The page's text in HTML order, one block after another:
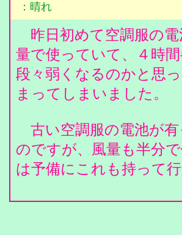
：晴れ
昨日初めて空調服の
量で使っていて、４時
段々弱くなるのかと思
まってしまいました。
古い空調服の電池が
のですが、風量も半分
は予備にこれも持って